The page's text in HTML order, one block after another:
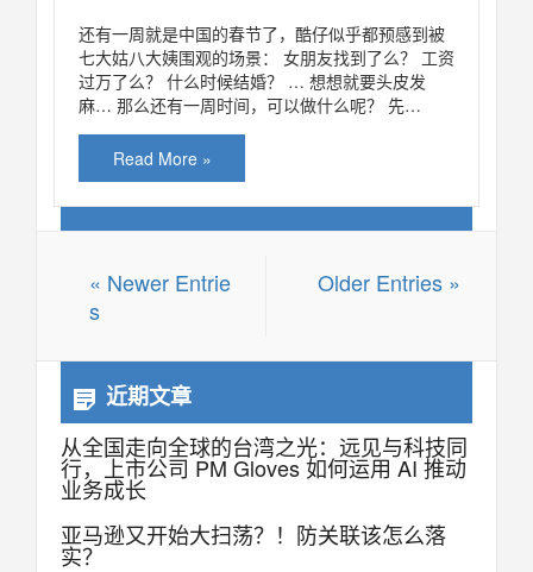
还有一周就是中国的春节了，酷仔似乎都预感到被
七大姑八大姨围观的场景： 女朋友找到了么？ 工资
过万了么？ 什么时候结婚？ … 想想就要头皮发
麻… 那么还有一周时间，可以做什么呢？ 先…
Read More »
Older Entries »
« Newer Entrie
s
近期文章
从全国走向全球的台湾之光：远见与科技同
行，上市公司 PM Gloves 如何运用 AI 推动
业务成长
亚马逊又开始大扫荡？！防关联该怎么落
实？